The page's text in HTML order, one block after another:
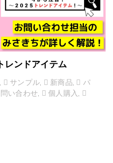
レンドアイテム
, サンプル, 新商品,
パ
問い合わせ, 個人購入 ,